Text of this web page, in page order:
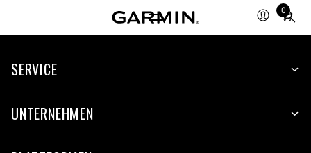
0
Total
items
cart:
SERVICE
UNTERNEHMEN